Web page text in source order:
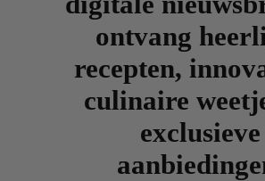
ontvang
recepten,
culinaire
exclusieve